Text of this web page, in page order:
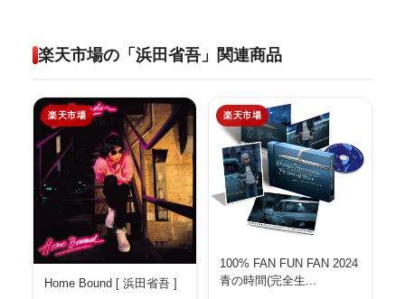
楽天市場の「浜田省吾」関連商品
楽天市場
Home Bound [ 浜田省吾 ]
楽天市場
100% FAN FUN FAN 2024
青の時間(完全生...